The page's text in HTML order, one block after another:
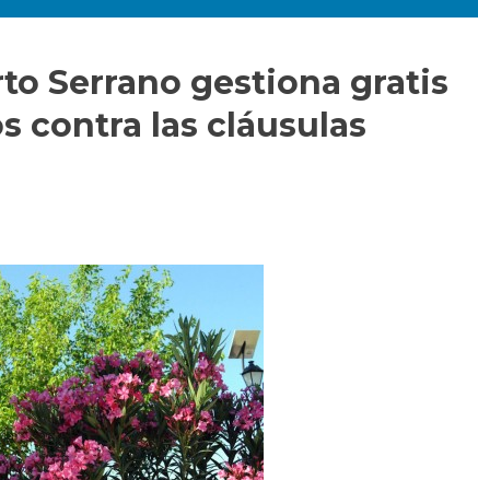
Serrano gestiona gratis
contra las cláusulas